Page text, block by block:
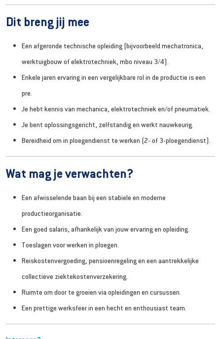
Dit breng jij mee
Een afgeronde technische opleiding (bijvoorbeeld mechatronica,
werktuigbouw of elektrotechniek, mbo niveau 3/4).
Enkele jaren ervaring in een vergelijkbare rol in de productie is een
pre.
Je hebt kennis van mechanica, elektrotechniek en/of pneumatiek.
Je bent oplossingsgericht, zelfstandig en werkt nauwkeurig.
Bereidheid om in ploegendienst te werken (2- of 3-ploegendienst).
Wat mag je verwachten?
Een afwisselende baan bij een stabiele en moderne
productieorganisatie.
Een goed salaris, afhankelijk van jouw ervaring en opleiding.
Toeslagen voor werken in ploegen.
Reiskostenvergoeding, pensioenregeling en een aantrekkelijke
collectieve ziektekostenverzekering.
Ruimte om door te groeien via opleidingen en cursussen.
Een prettige werksfeer in een hecht en enthousiast team.